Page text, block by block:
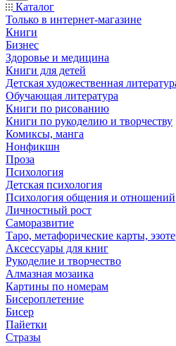
Каталог
Только в интернет-магазине
Книги
Бизнес
Здоровье и медицина
Книги для детей
Детская художественная
Обучающая литература
Книги по рисованию
Книги по рукоделию и творчеству
Комиксы, манга
Нонфикшн
Проза
Психология
Детская психология
Психология общения и отношений
Личностный рост
Саморазвитие
Таро, метафорические карты,
Аксессуары для книг
Рукоделие и творчество
Алмазная мозаика
Картины по номерам
Бисероплетение
Бисер
Пайетки
Стразы